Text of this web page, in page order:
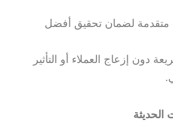
لضمان تحقيق أفضل
دون إزعاج العملاء أو التأثير
الحديثة